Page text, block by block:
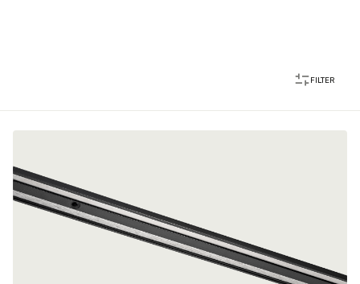
FILTER